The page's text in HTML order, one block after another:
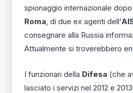
spionaggio internazionale dopo
Roma, di due ex agenti dell’
consegnare alla Russia
Attualmente si troverebbero
I funzionari della Difesa (che
lasciato i servizi nel 2012 e